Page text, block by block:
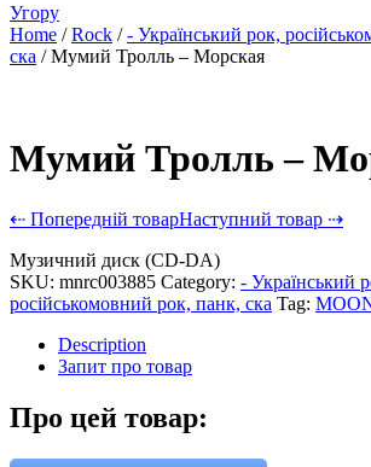
Угору
Home /Rock /- Український рок,
ска / Мумий Тролль – Морская
Мумий Тролль –
⇠ Попередній товарНаступний товар ⇢
Музичний диск (CD-DA)
SKU: mnrc003885 Category: - Український
російськомовний рок, панк, ска Tag:
Description
Запит про товар
Про цей товар: